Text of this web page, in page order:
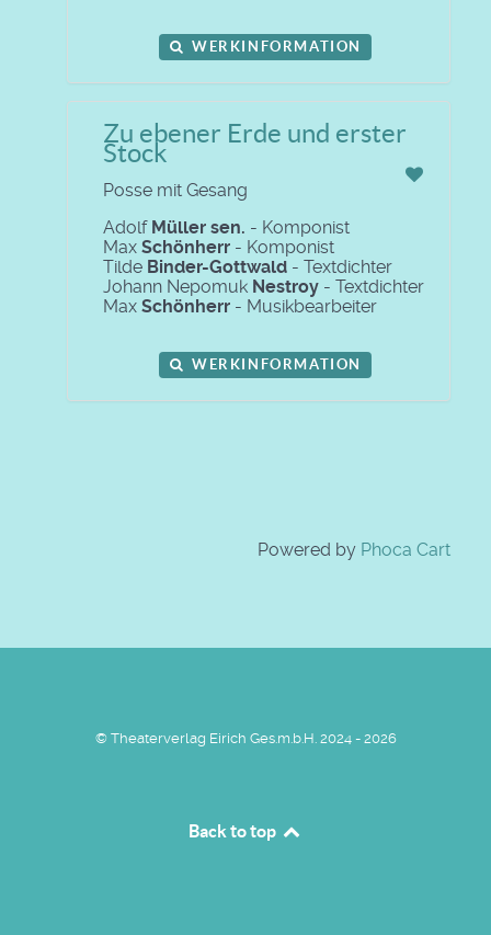
WERKINFORMATION
Zu ebener Erde und erster
Stock
Posse mit Gesang
Adolf Müller sen. - Komponist
Max Schönherr - Komponist
Tilde Binder-Gottwald - Textdichter
Johann Nepomuk Nestroy - Textdichter
Max Schönherr - Musikbearbeiter
WERKINFORMATION
Powered by Phoca Cart
© Theaterverlag Eirich Ges.m.b.H. 2024 - 2026
Back to top